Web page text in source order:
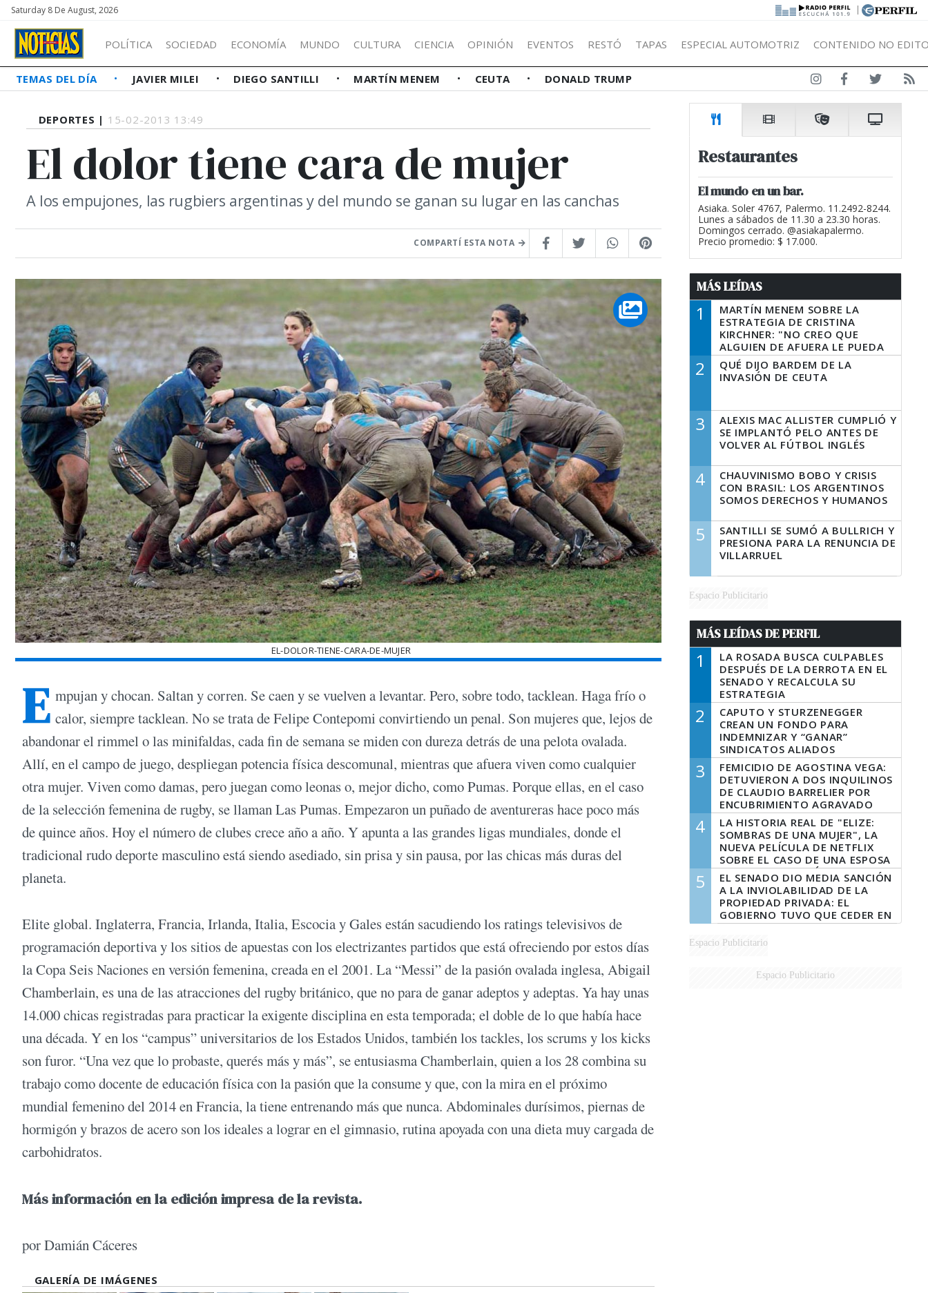
Saturday 8 De August, 2026 |
POLÍTICA SOCIEDAD ECONOMÍA MUNDO CULTURA CIENCIA OPINIÓN EVENTOS RESTÓ TAPAS ESPECIAL AUTOMOTRIZ CONTENIDO NO
TEMAS DEL DÍA JAVIER MILEI DIEGO SANTILLI MARTÍN MENEM CEUTA DONALD TRUMP
DEPORTES | 15-02-2013 13:49
El dolor tiene cara de mujer
A los empujones, las rugbiers argentinas y del mundo se ganan su lugar en las canchas
COMPARTÍ ESTA NOTA
EL-DOLOR-TIENE-CARA-DE-MUJER
E mpujan y chocan. Saltan y corren. Se caen y se vuelven a levantar. Pero, sobre todo, tacklean. Haga frío o
calor, siempre tacklean. No se trata de Felipe Contepomi convirtiendo un penal. Son mujeres que, lejos de
abandonar el rimmel o las minifaldas, cada fin de semana se miden con dureza detrás de una pelota ovalada.
Allí, en el campo de juego, despliegan potencia física descomunal, mientras que afuera viven como cualquier
otra mujer. Viven como damas, pero juegan como leonas o, mejor dicho, como Pumas. Porque ellas, en el caso
de la selección femenina de rugby, se llaman Las Pumas. Empezaron un puñado de aventureras hace poco más
de quince años. Hoy el número de clubes crece año a año. Y apunta a las grandes ligas mundiales, donde el
tradicional rudo deporte masculino está siendo asediado, sin prisa y sin pausa, por las chicas más duras del
planeta.
Elite global. Inglaterra, Francia, Irlanda, Italia, Escocia y Gales están sacudiendo los ratings televisivos de
programación deportiva y los sitios de apuestas con los electrizantes partidos que está ofreciendo por estos días
la Copa Seis Naciones en versión femenina, creada en el 2001. La “Messi” de la pasión ovalada inglesa, Abigail
Chamberlain, es una de las atracciones del rugby británico, que no para de ganar adeptos y adeptas. Ya hay unas
14.000 chicas registradas para practicar la exigente disciplina en esta temporada; el doble de lo que había hace
una década. Y en los “campus” universitarios de los Estados Unidos, también los tackles, los scrums y los kicks
son furor. “Una vez que lo probaste, querés más y más”, se entusiasma Chamberlain, quien a los 28 combina su
trabajo como docente de educación física con la pasión que la consume y que, con la mira en el próximo
mundial femenino del 2014 en Francia, la tiene entrenando más que nunca. Abdominales durísimos, piernas de
hormigón y brazos de acero son los ideales a lograr en el gimnasio, rutina apoyada con una dieta muy cargada de
carbohidratos.
Más información en la edición impresa de la revista.
por Damián Cáceres
GALERÍA DE IMÁGENES
Restaurantes
El mundo en un bar.
Asiaka. Soler 4767, Palermo. 11.2492-8244.
Lunes a sábados de 11.30 a 23.30 horas.
Domingos cerrado. @asiakapalermo.
Precio promedio: $ 17.000.
MÁS LEÍDAS
1
MARTÍN MENEM SOBRE LA
ESTRATEGIA DE CRISTINA
KIRCHNER: "NO CREO QUE
ALGUIEN DE AFUERA LE PUEDA
DECIR A LA JUSTICIA LO QUE
TIENE QUE HACER"
2
QUÉ DIJO BARDEM DE LA
INVASIÓN DE CEUTA
3
ALEXIS MAC ALLISTER CUMPLIÓ Y
SE IMPLANTÓ PELO ANTES DE
VOLVER AL FÚTBOL INGLÉS
4
CHAUVINISMO BOBO Y CRISIS
CON BRASIL: LOS ARGENTINOS
SOMOS DERECHOS Y HUMANOS
5
SANTILLI SE SUMÓ A BULLRICH Y
PRESIONA PARA LA RENUNCIA DE
VILLARRUEL
Espacio Publicitario
MÁS LEÍDAS DE PERFIL
1
LA ROSADA BUSCA CULPABLES
DESPUÉS DE LA DERROTA EN EL
SENADO Y RECALCULA SU
ESTRATEGIA
2
CAPUTO Y STURZENEGGER
CREAN UN FONDO PARA
INDEMNIZAR Y “GANAR”
SINDICATOS ALIADOS
3
FEMICIDIO DE AGOSTINA VEGA:
DETUVIERON A DOS INQUILINOS
DE CLAUDIO BARRELIER POR
ENCUBRIMIENTO AGRAVADO
4
LA HISTORIA REAL DE "ELIZE:
SOMBRAS DE UNA MUJER", LA
NUEVA PELÍCULA DE NETFLIX
SOBRE EL CASO DE UNA ESPOSA
QUE DESCUARTIZÓ A SU
MARIDO
5
EL SENADO DIO MEDIA SANCIÓN
A LA INVIOLABILIDAD DE LA
PROPIEDAD PRIVADA: EL
GOBIERNO TUVO QUE CEDER EN
LA LEY DEL MANEJO DEL FUEGO
Espacio Publicitario
Espacio Publicitario